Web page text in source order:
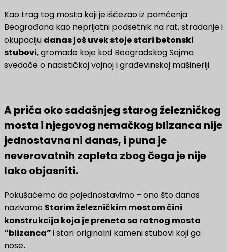
Kao trag tog mosta koji je iščezao iz pamćenja
Beograđana kao neprijatni podsetnik na rat, stradanje i
okupaciju danas još uvek stoje stari betonski
stubovi, gromade koje kod Beogradskog Sajma
svedoče o nacističkoj vojnoj i građevinskoj mašineriji.
A priča oko sadašnjeg starog železničkog
mosta i njegovog nemačkog blizanca nije
jednostavna ni danas, i puna je
neverovatnih zapleta zbog čega je nije
lako objasniti.
Pokušaćemo da pojednostavimo – ono što danas
nazivamo Starim železničkim mostom čini
konstrukcija koja je preneta sa ratnog mosta
“blizanca”i stari originalni kameni stubovi koji ga
nose.